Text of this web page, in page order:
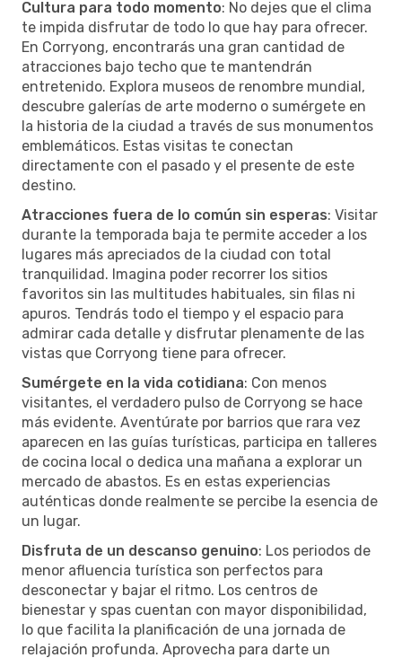
Cultura para todo momento: No dejes que el clima
te impida disfrutar de todo lo que hay para ofrecer.
En Corryong, encontrarás una gran cantidad de
atracciones bajo techo que te mantendrán
entretenido. Explora museos de renombre mundial,
descubre galerías de arte moderno o sumérgete en
la historia de la ciudad a través de sus monumentos
emblemáticos. Estas visitas te conectan
directamente con el pasado y el presente de este
destino.
Atracciones fuera de lo común sin esperas: Visitar
durante la temporada baja te permite acceder a los
lugares más apreciados de la ciudad con total
tranquilidad. Imagina poder recorrer los sitios
favoritos sin las multitudes habituales, sin filas ni
apuros. Tendrás todo el tiempo y el espacio para
admirar cada detalle y disfrutar plenamente de las
vistas que Corryong tiene para ofrecer.
Sumérgete en la vida cotidiana: Con menos
visitantes, el verdadero pulso de Corryong se hace
más evidente. Aventúrate por barrios que rara vez
aparecen en las guías turísticas, participa en talleres
de cocina local o dedica una mañana a explorar un
mercado de abastos. Es en estas experiencias
auténticas donde realmente se percibe la esencia de
un lugar.
Disfruta de un descanso genuino: Los periodos de
menor afluencia turística son perfectos para
desconectar y bajar el ritmo. Los centros de
bienestar y spas cuentan con mayor disponibilidad,
lo que facilita la planificación de una jornada de
relajación profunda. Aprovecha para darte un